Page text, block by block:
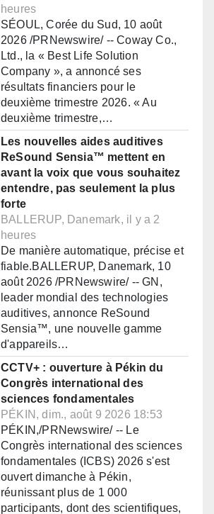
heures
SÉOUL, Corée du Sud, 10 août
2026 /PRNewswire/ -- Coway Co.,
Ltd., la « Best Life Solution
Company », a annoncé ses
résultats financiers pour le
deuxième trimestre 2026. « Au
deuxième trimestre,…
Les nouvelles aides auditives
ReSound Sensia™ mettent en
avant la voix que vous souhaitez
entendre, pas seulement la plus
forte
BALLERUP, Danemark, il y a 2
heures
De manière automatique, précise et
fiable.BALLERUP, Danemark, 10
août 2026 /PRNewswire/ -- GN,
leader mondial des technologies
auditives, annonce ReSound
Sensia™, une nouvelle gamme
d'appareils…
CCTV+ : ouverture à Pékin du
Congrès international des
sciences fondamentales
PÉKIN, dim., août 9 2026 18:53
PÉKIN,/PRNewswire/ -- Le
Congrès international des sciences
fondamentales (ICBS) 2026 s'est
ouvert dimanche à Pékin,
réunissant plus de 1 000
participants, dont des scientifiques,